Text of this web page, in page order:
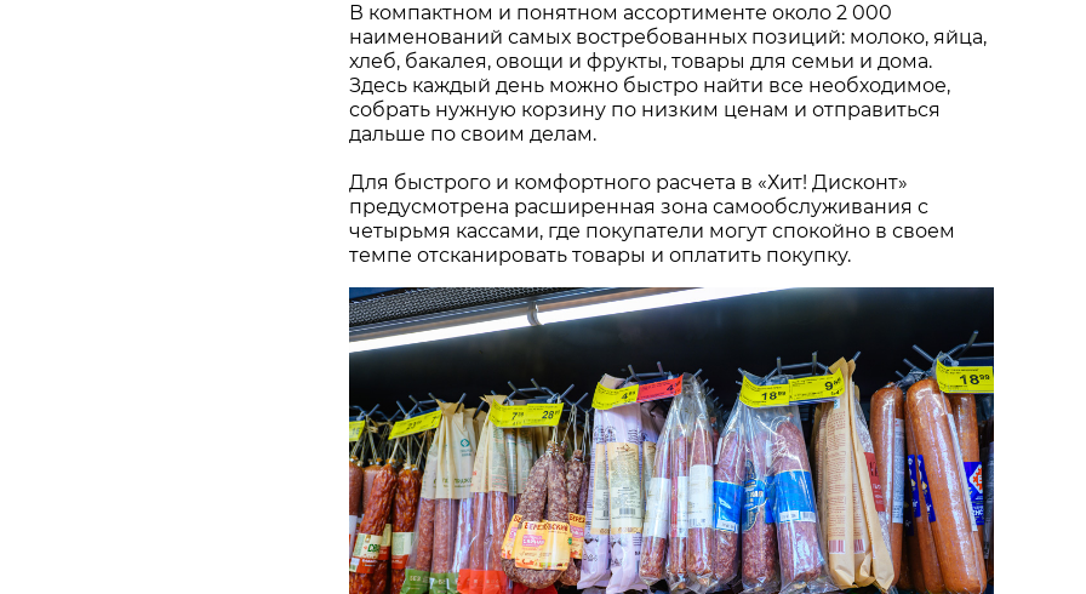
В компактном и понятном ассортименте около 2 000
наименований самых востребованных позиций: молоко, яйца,
хлеб, бакалея, овощи и фрукты, товары для семьи и дома.
Здесь каждый день можно быстро найти все необходимое,
собрать нужную корзину по низким ценам и отправиться
дальше по своим делам.
Для быстрого и комфортного расчета в «Хит! Дисконт»
предусмотрена расширенная зона самообслуживания с
четырьмя кассами, где покупатели могут спокойно в своем
темпе отсканировать товары и оплатить покупку.